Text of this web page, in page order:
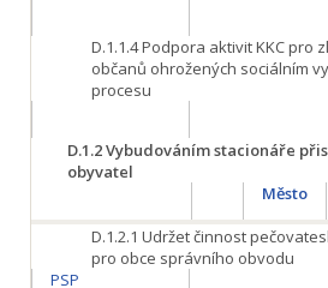
D.1.1.4Podpora aktivit KKC pro
občanů ohrožených sociálním
procesu
D.1.2Vybudováním stacionáře
obyvatel
Město
D.1.2.1 Udržet činnost
pro obce správního obvodu
PSP